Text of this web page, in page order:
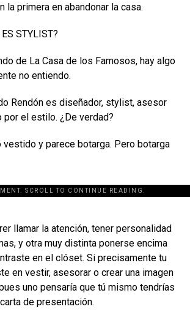
la primera en abandonar la casa.
STYLIST?
de La Casa de los Famosos, hay algo
no entiendo.
Rendón es diseñador, stylist, asesor
por el estilo. ¿De verdad?
vestido y parece botarga. Pero botarga
SCROLL TO CONTINUE READING.
id="243463"]
llamar la atención, tener personalidad
y otra muy distinta ponerse encima
en el clóset. Si precisamente tu
en vestir, asesorar o crear una imagen
uno pensaría que tú mismo tendrías
de presentación.